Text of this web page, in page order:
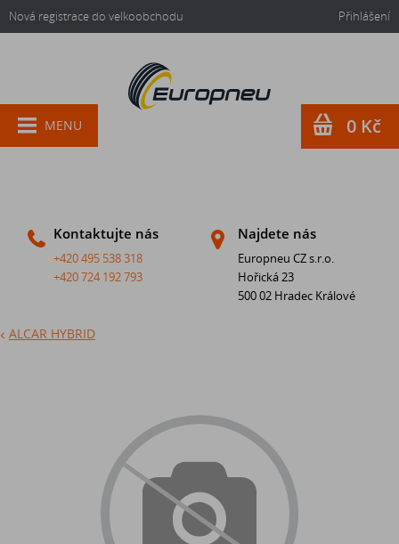
Nová registrace do velkoobchodu Přihlášení
Kontaktujte nás
+420 495 538 318
+420 724 192 793
Najdete nás
Europneu CZ s.r.o.
Hořická 23
500 02 Hradec Králové
MENU 0 Kč
ALCAR HYBRID